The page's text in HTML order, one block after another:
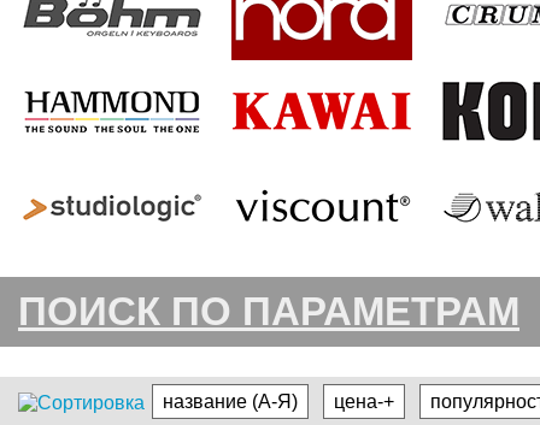
ПОИСК ПО ПАРАМЕТРАМ
название (А-Я) цена-+